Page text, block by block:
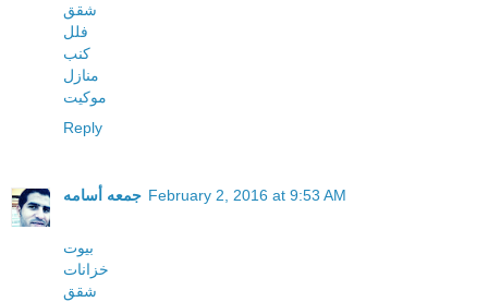
شقق
فلل
كنب
منازل
موكيت
Reply
جمعه أسامه February 2, 2016 at 9:53 AM
بيوت
خزانات
شقق